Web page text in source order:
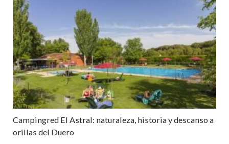
Campingred El Astral: naturaleza, historia y descanso a
orillas del Duero